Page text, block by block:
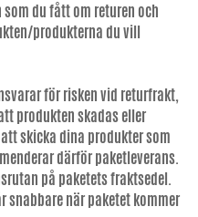
du fått om returen och
produkterna du vill
för risken vid returfrakt,
produkten skadas eller
skicka dina produkter som
därför paketleverans.
på paketets fraktsedel.
snabbare när paketet kommer